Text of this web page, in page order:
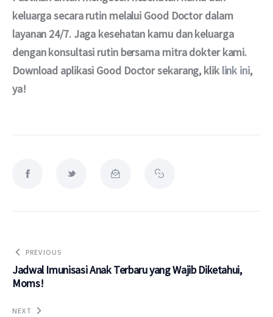
keluarga secara rutin melalui Good Doctor dalam
layanan 24/7. Jaga kesehatan kamu dan keluarga
dengan konsultasi rutin bersama mitra dokter kami.
Download aplikasi Good Doctor sekarang, klik link ini,
ya!
PREVIOUS
Jadwal Imunisasi Anak Terbaru yang Wajib Diketahui,
Moms!
NEXT